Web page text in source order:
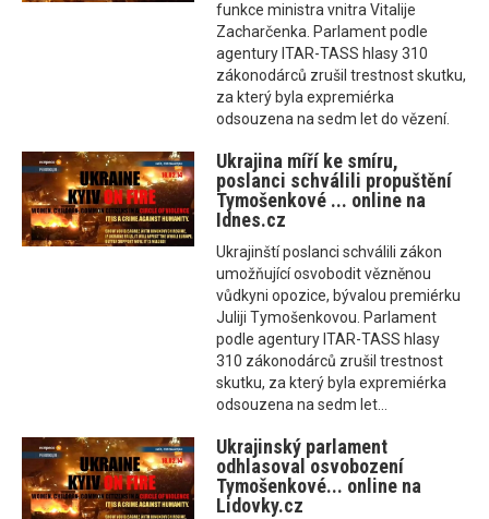
funkce ministra vnitra Vitalije
Zacharčenka. Parlament podle
agentury ITAR-TASS hlasy 310
zákonodárců zrušil trestnost skutku,
za který byla expremiérka
odsouzena na sedm let do vězení.
Ukrajina míří ke smíru,
poslanci schválili propuštění
Tymošenkové ... online na
Idnes.cz
Ukrajinští poslanci schválili zákon
umožňující osvobodit vězněnou
vůdkyni opozice, bývalou premiérku
Juliji Tymošenkovou. Parlament
podle agentury ITAR-TASS hlasy
310 zákonodárců zrušil trestnost
skutku, za který byla expremiérka
odsouzena na sedm let...
Ukrajinský parlament
odhlasoval osvobození
Tymošenkové... online na
Lidovky.cz